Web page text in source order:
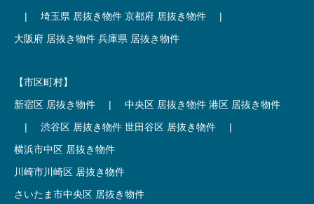
|
埼玉県 居抜き物件 京都府 居抜き物件
|
大阪府 居抜き物件 兵庫県 居抜き物件
【市区町村】
新宿区 居抜き物件
| 中央区 居抜き物件 港区 居抜き物件
|
渋谷区 居抜き物件 世田谷区 居抜き物件
|
横浜市中区 居抜き物件
川崎市川崎区 居抜き物件
さいたま市中央区 居抜き物件